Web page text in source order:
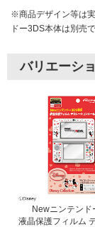
※商品デザイン等は
ドー3DS本体は別売で
バリエーシ
Newニンテンド
液晶保護フィルム